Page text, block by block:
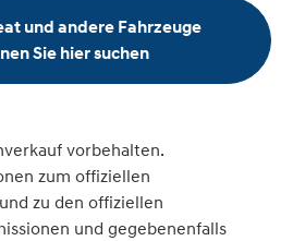
und andere Fahrzeuge
Sie hier suchen
vorbehalten.
zum offiziellen
zu den offiziellen
und gegebenenfalls